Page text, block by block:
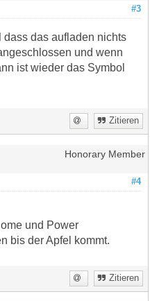
#3
dass das aufladen nichts
und wenn
ist wieder das Symbol
Zitieren
Honorary Member
#4
und Power
bis der Apfel kommt.
Zitieren